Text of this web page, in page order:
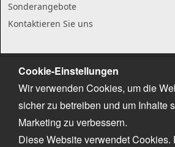
Sonderangebote
Kontaktieren Sie uns
Cookie-Einstellungen
Wir verwenden Cookies, um die
sicher zu betreiben und um Inhalte
Marketing zu verbessern.
Diese Website verwendet Cookies.